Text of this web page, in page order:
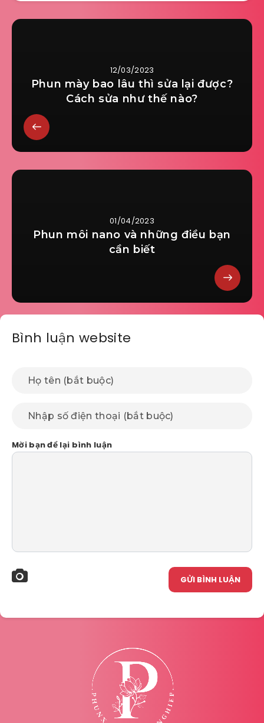
12/03/2023
Phun mày bao lâu thì sửa lại được?
Cách sửa như thế nào?
01/04/2023
Phun môi nano và những điều bạn
cần biết
Bình luận website
Mời bạn để lại bình luận
GỬI BÌNH LUẬN